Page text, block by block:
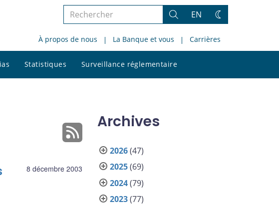
Rechercher
le
site
Rechercher
EN
Changez
thème
À propos de nous La Banque et vous Carrières
Statistiques Surveillance réglementaire
le
8 décembre 2003
Archives
2026(47)
2025(69)
2024(79)
2023(77)